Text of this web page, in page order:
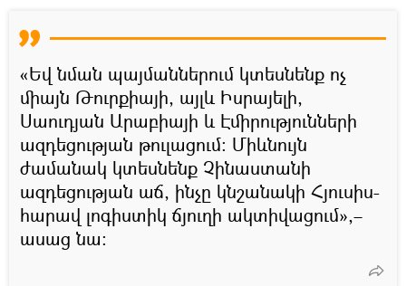
«Եվ նման պայմաններում կտեսնենք ոչ
միայն Թուրքիայի, այլև Իսրայելի,
Սաուդյան Արաբիայի և Էմիրությունների
ազդեցության թուլացում։ Միևնույն
ժամանակ կտեսնենք Չինաստանի
ազդեցության աճ, ինչը կնշանակի Հյուսիս-
հարավ լոգիստիկ ճյուղի ակտիվացում»,–
ասաց նա։